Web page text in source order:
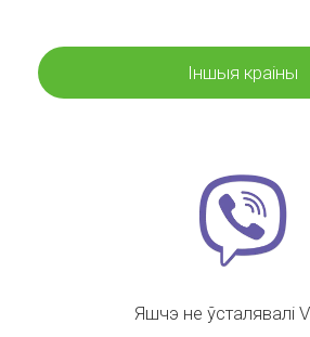
Іншыя краіны
Яшчэ не ўсталявалі